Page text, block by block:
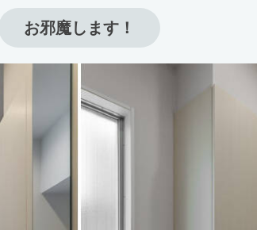
お邪魔します！